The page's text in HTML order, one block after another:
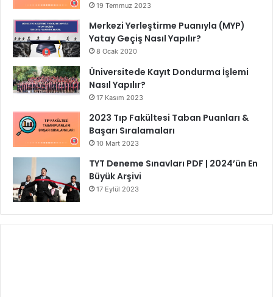
19 Temmuz 2023
Merkezi Yerleştirme Puanıyla (MYP)
Yatay Geçiş Nasıl Yapılır?
8 Ocak 2020
Üniversitede Kayıt Dondurma İşlemi
Nasıl Yapılır?
17 Kasım 2023
2023 Tıp Fakültesi Taban Puanları &
Başarı Sıralamaları
10 Mart 2023
TYT Deneme Sınavları PDF | 2024’ün En
Büyük Arşivi
17 Eylül 2023